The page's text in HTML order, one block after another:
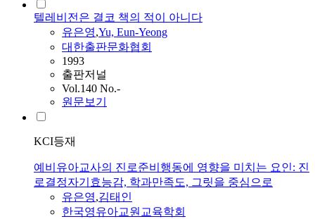
텔레비전은 결코 책의 적이 아니다
유은영,Yu, Eun-Yeong
대한출판문화협회
1993
출판저널
Vol.140 No.-
원문보기
KCI등재
예비유아교사의 진로준비행동에 영향을 미치는 요인: 진
로결정자기효능감, 학과만족도, 그릿을 중심으로
유은영,김태인
한국영유아교원교육학회